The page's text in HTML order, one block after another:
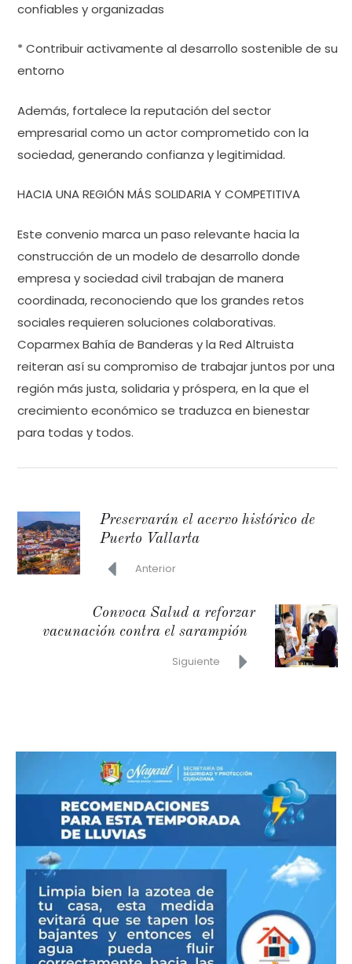
confiables y organizadas
* Contribuir activamente al desarrollo sostenible de su
entorno
Además, fortalece la reputación del sector
empresarial como un actor comprometido con la
sociedad, generando confianza y legitimidad.
HACIA UNA REGIÓN MÁS SOLIDARIA Y COMPETITIVA
Este convenio marca un paso relevante hacia la
construcción de un modelo de desarrollo donde
empresa y sociedad civil trabajan de manera
coordinada, reconociendo que los grandes retos
sociales requieren soluciones colaborativas.
Coparmex Bahía de Banderas y la Red Altruista
reiteran así su compromiso de trabajar juntos por una
región más justa, solidaria y próspera, en la que el
crecimiento económico se traduzca en bienestar
para todas y todos.
Preservarán el acervo histórico de
Puerto Vallarta
Anterior
Convoca Salud a reforzar
vacunación contra el sarampión
Siguiente